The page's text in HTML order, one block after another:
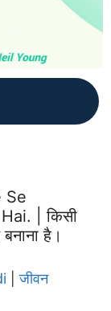
Se
| किसी
है।
|जीवन